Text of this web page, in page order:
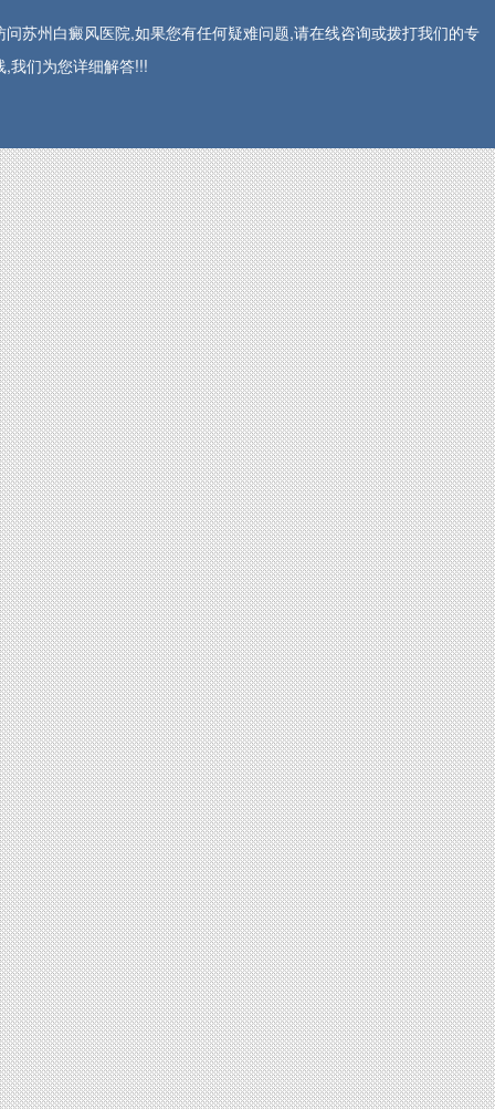
问苏州白癜风医院,如果您有任何疑难问题,请在线咨询或拨打我们的专
,我们为您详细解答!!!